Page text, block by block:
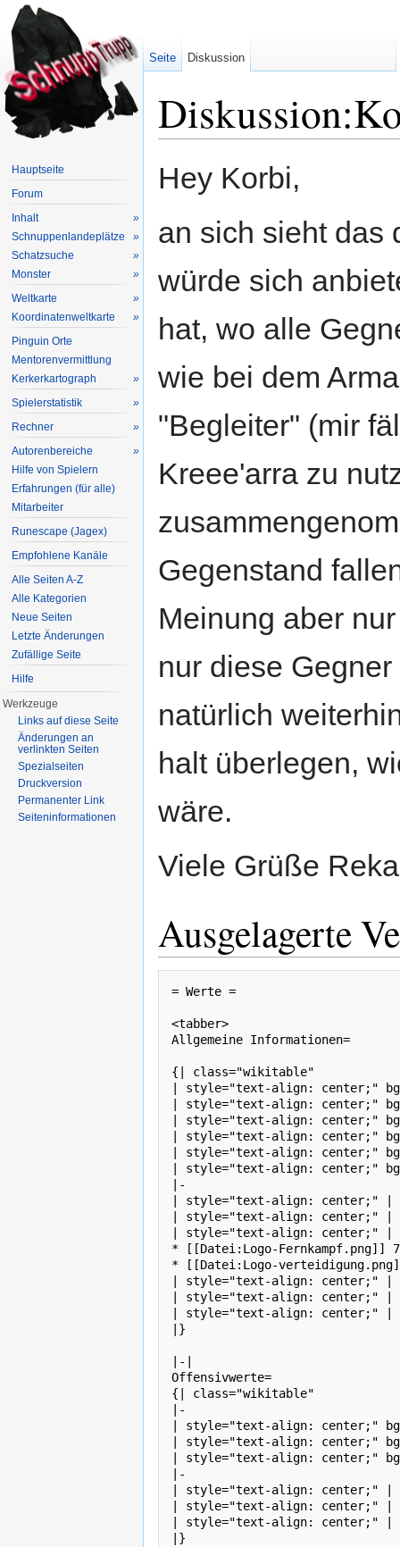
Hey Korbi,
an sich sieht das
würde sich
hat, wo alle
wie bei dem
"Begleiter" (mir
Kreee'arra zu
Gegenstand
Meinung aber
nur diese
natürlich
halt überlegen,
wäre.
Viele Grüße
Ausgelagerte
= Werte =
<tabber>
Allgemeine Informationen=
{| class="wikitable"
| style="text-align: center;"
| style="text-align: center;"
| style="text-align: center;"
| style="text-align: center;"
| style="text-align: center;"
| style="text-align: center;"
|-
| style="text-align: center;" |
| style="text-align: center;" |
| style="text-align: center;" |
* [[Datei:Logo-Fernkampf.png]]
* [[Datei:Logo-
| style="text-align: center;" |
| style="text-align: center;" |
| style="text-align: center;" |
|}
|-|
Offensivwerte=
{| class="wikitable"
|-
| style="text-align: center;"
| style="text-align: center;"
| style="text-align: center;"
|-
| style="text-align: center;" |
| style="text-align: center;" |
| style="text-align: center;" |
|}
Seite Diskussion
Hauptseite
Forum
Inhalt
»
Schnuppenlandeplätze
»
Schatzsuche
»
Monster
»
Weltkarte
»
Koordinatenweltkarte
»
Pinguin Orte
Mentorenvermittlung
Kerkerkartograph
»
Spielerstatistik
»
Rechner
»
Autorenbereiche
»
Hilfe von Spielern
Erfahrungen (für alle)
Mitarbeiter
Runescape (Jagex)
Empfohlene Kanäle
Alle Seiten A-Z
Alle Kategorien
Neue Seiten
Letzte Änderungen
Zufällige Seite
Hilfe
Werkzeuge
Links auf diese Seite
Änderungen an
verlinkten Seiten
Spezialseiten
Druckversion
Permanenter Link
Seiteninformationen